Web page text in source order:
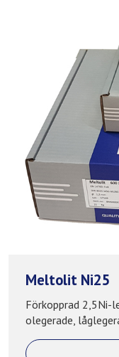
Meltolit Ni25
Förkopprad 2,5Ni-
olegerade,